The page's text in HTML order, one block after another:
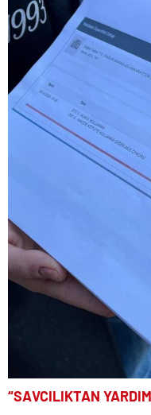
“SAVCILIKTAN